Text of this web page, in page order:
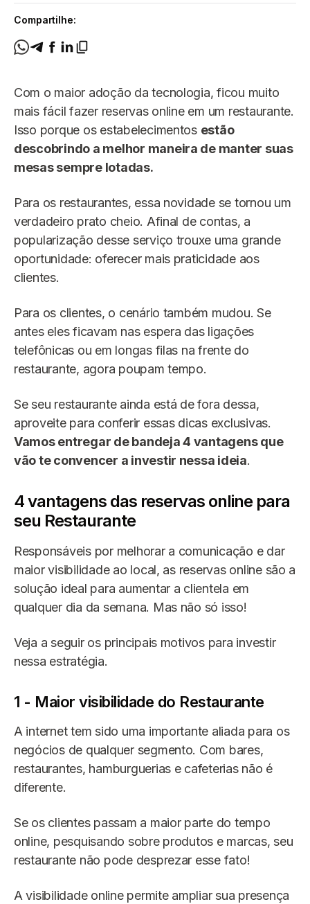
Compartilhe:
Com o maior adoção da tecnologia, ficou muito
mais fácil fazer reservas online em um restaurante.
Isso porque os estabelecimentos estão
descobrindo a melhor maneira de manter suas
mesas sempre lotadas.
Para os restaurantes, essa novidade se tornou um
verdadeiro prato cheio. Afinal de contas, a
popularização desse serviço trouxe uma grande
oportunidade: oferecer mais praticidade aos
clientes.
Para os clientes, o cenário também mudou. Se
antes eles ficavam nas espera das ligações
telefônicas ou em longas filas na frente do
restaurante, agora poupam tempo.
Se seu restaurante ainda está de fora dessa,
aproveite para conferir essas dicas exclusivas.
Vamos entregar de bandeja 4 vantagens que
vão te convencer a investir nessa ideia.
4 vantagens das reservas online para
seu Restaurante
Responsáveis por melhorar a comunicação e dar
maior visibilidade ao local, as reservas online são a
solução ideal para aumentar a clientela em
qualquer dia da semana. Mas não só isso!
Veja a seguir os principais motivos para investir
nessa estratégia.
1 - Maior visibilidade do Restaurante
A internet tem sido uma importante aliada para os
negócios de qualquer segmento. Com bares,
restaurantes, hamburguerias e cafeterias não é
diferente.
Se os clientes passam a maior parte do tempo
online, pesquisando sobre produtos e marcas, seu
restaurante não pode desprezar esse fato!
A visibilidade online permite ampliar sua presença